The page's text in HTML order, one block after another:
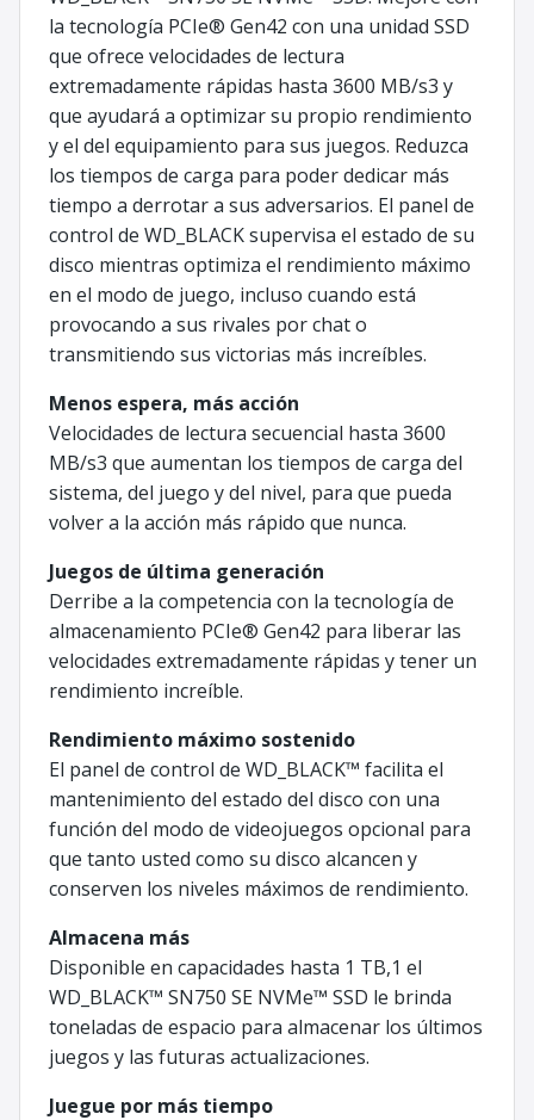
la tecnología PCIe® Gen42 con una unidad SSD
que ofrece velocidades de lectura
extremadamente rápidas hasta 3600 MB/s3 y
que ayudará a optimizar su propio rendimiento
y el del equipamiento para sus juegos. Reduzca
los tiempos de carga para poder dedicar más
tiempo a derrotar a sus adversarios. El panel de
control de WD_BLACK supervisa el estado de su
disco mientras optimiza el rendimiento máximo
en el modo de juego, incluso cuando está
provocando a sus rivales por chat o
transmitiendo sus victorias más increíbles.
Menos espera, más acción
Velocidades de lectura secuencial hasta 3600
MB/s3 que aumentan los tiempos de carga del
sistema, del juego y del nivel, para que pueda
volver a la acción más rápido que nunca.
Juegos de última generación
Derribe a la competencia con la tecnología de
almacenamiento PCIe® Gen42 para liberar las
velocidades extremadamente rápidas y tener un
rendimiento increíble.
Rendimiento máximo sostenido
El panel de control de WD_BLACK™ facilita el
mantenimiento del estado del disco con una
función del modo de videojuegos opcional para
que tanto usted como su disco alcancen y
conserven los niveles máximos de rendimiento.
Almacena más
Disponible en capacidades hasta 1 TB,1 el
WD_BLACK™ SN750 SE NVMe™ SSD le brinda
toneladas de espacio para almacenar los últimos
juegos y las futuras actualizaciones.
Juegue por más tiempo